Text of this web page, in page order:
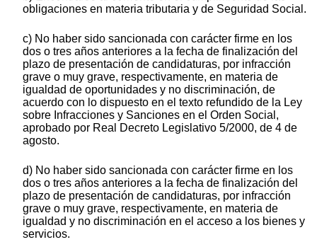
obligaciones en materia tributaria y de Seguridad Social.
c) No haber sido sancionada con carácter firme en los
dos o tres años anteriores a la fecha de finalización del
plazo de presentación de candidaturas, por infracción
grave o muy grave, respectivamente, en materia de
igualdad de oportunidades y no discriminación, de
acuerdo con lo dispuesto en el texto refundido de la Ley
sobre Infracciones y Sanciones en el Orden Social,
aprobado por Real Decreto Legislativo 5/2000, de 4 de
agosto.
d) No haber sido sancionada con carácter firme en los
dos o tres años anteriores a la fecha de finalización del
plazo de presentación de candidaturas, por infracción
grave o muy grave, respectivamente, en materia de
igualdad y no discriminación en el acceso a los bienes y
servicios.